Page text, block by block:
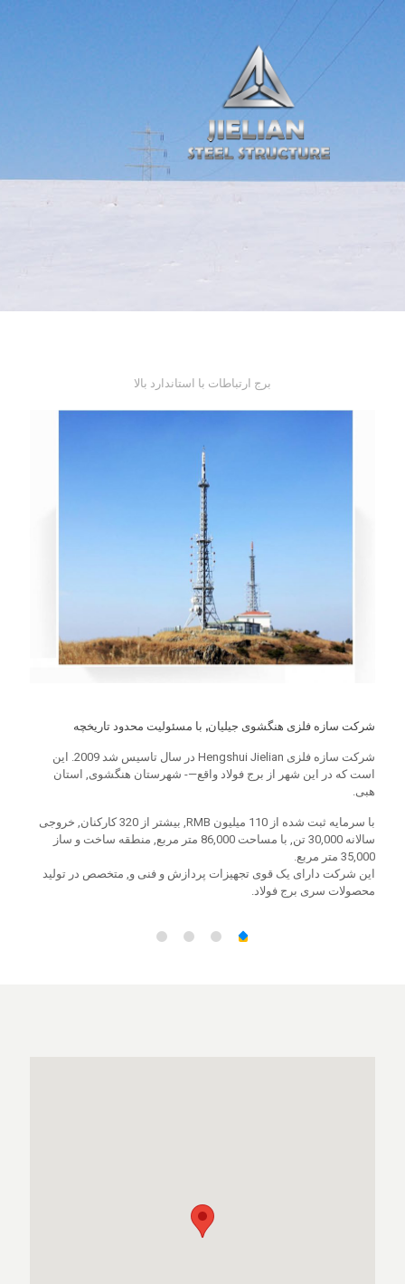
برج ارتباطات با استاندارد بالا
شرکت سازه فلزی هنگشوی جیلیان, با مسئولیت محدود تاریخچه
شرکت سازه فلزی Hengshui Jielian در سال تاسیس شد 2009. این
است که در این شهر از برج فولاد واقع—- شهرستان هنگشوی, استان
هبی.
با سرمایه ثبت شده از 110 میلیون RMB, بیشتر از 320 کارکنان, خروجی
سالانه 30,000 تن, با مساحت 86,000 متر مربع, منطقه ساخت و ساز
35,000 متر مربع.
این شرکت دارای یک قوی تجهیزات پردازش و فنی و, متخصص در تولید
محصولات سری برج فولاد.